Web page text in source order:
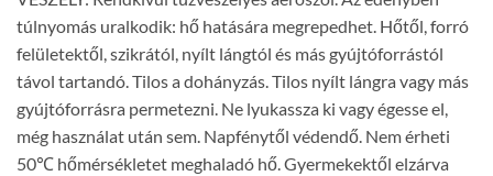
túlnyomás uralkodik: hő hatására megrepedhet. Hőtől, forró
felületektől, szikrától, nyílt lángtól és más gyújtóforrástól
távol tartandó. Tilos a dohányzás. Tilos nyílt lángra vagy más
gyújtóforrásra permetezni. Ne lyukassza ki vagy égesse el,
még használat után sem. Napfénytől védendő. Nem érheti
50℃ hőmérsékletet meghaladó hő. Gyermekektől elzárva